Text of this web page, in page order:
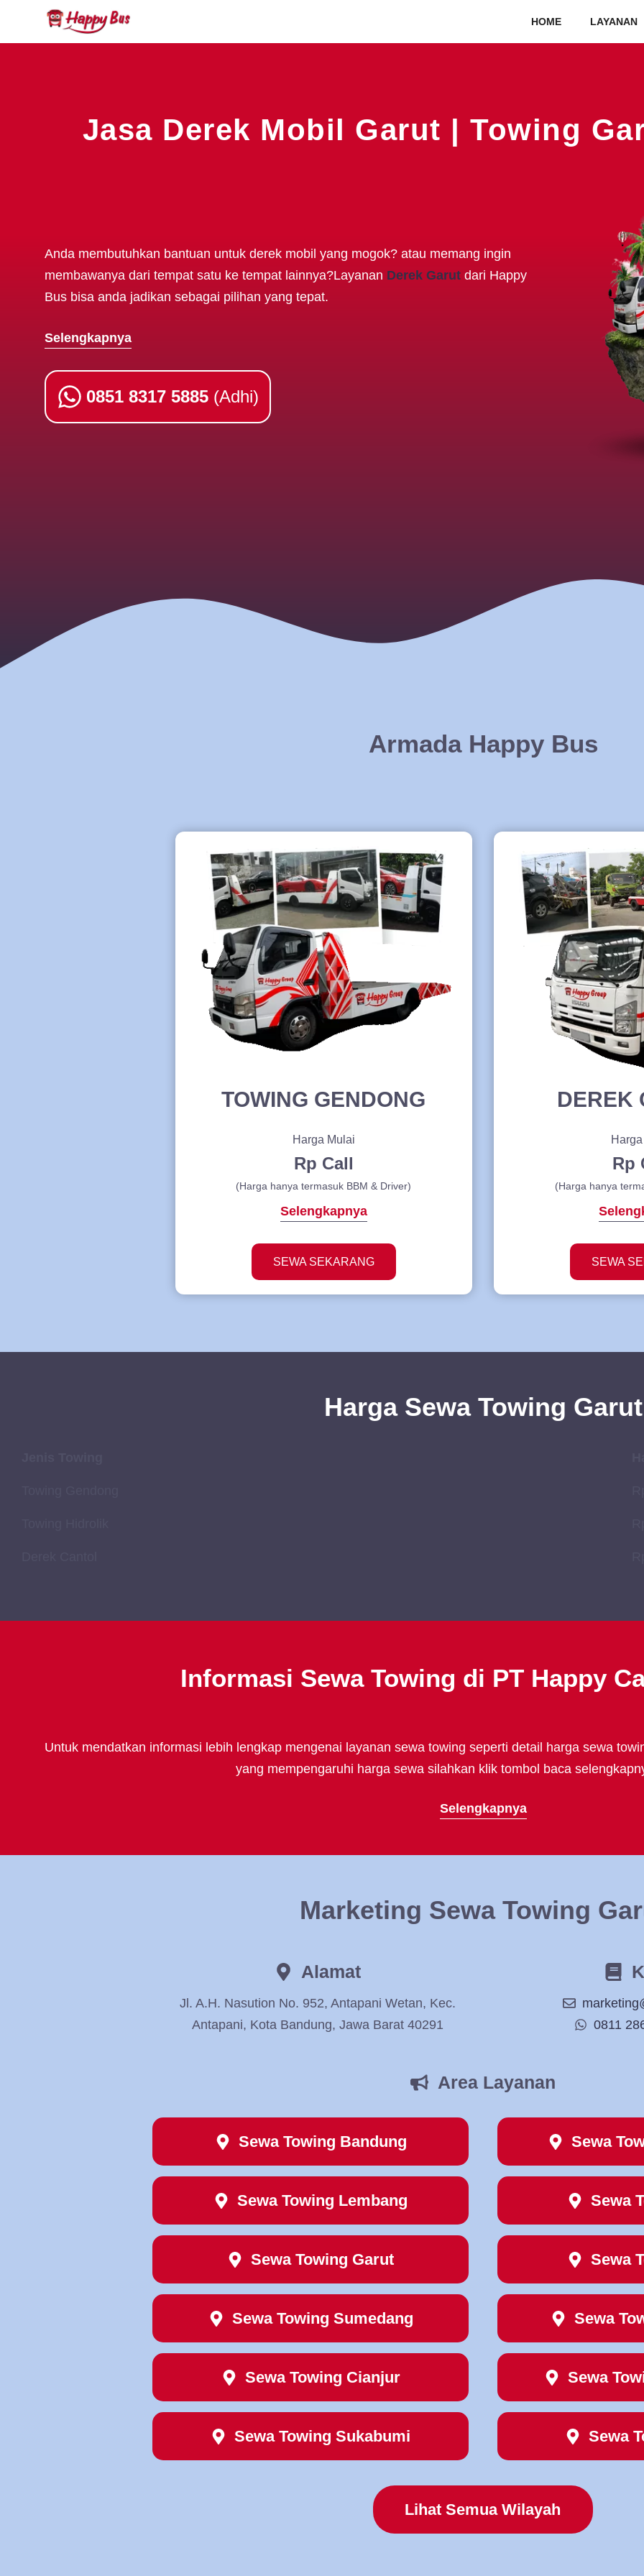
HOME LAYANAN
Jasa Derek Mobil Garut | Towing
Anda membutuhkan bantuan untuk derek mobil yang mogok? atau memang ingin
membawanya dari tempat satu ke tempat lainnya?Layanan Derek Garut dari Happy
Bus bisa anda jadikan sebagai pilihan yang tepat.
Selengkapnya
0851 8317 5885 (Adhi)
Armada Happy Bus
TOWING GENDONG
Harga Mulai
Rp Call
(Harga hanya termasuk BBM & Driver)
Selengkapnya
SEWA SEKARANG
DEREK
Rp
(Harga hanya
SEWA
Harga Sewa Towing Garut
Informasi Sewa Towing di PT Happy
Untuk mendatkan informasi lebih lengkap mengenai layanan sewa towing seperti detail harga sewa
yang mempengaruhi harga sewa silahkan klik tombol baca
Selengkapnya
Marketing Sewa Towing
Alamat
Jl. A.H. Nasution No. 952, Antapani Wetan, Kec.
Antapani, Kota Bandung, Jawa Barat 40291
0811
Area Layanan
Sewa Towing Bandung
Sewa Towing Lembang
Sewa Towing Garut
Sewa Towing Sumedang
Sewa Towing Cianjur
Sewa Towing Sukabumi
Sewa
Sewa
Sewa
Sewa
Sewa
Sewa
Lihat Semua Wilayah